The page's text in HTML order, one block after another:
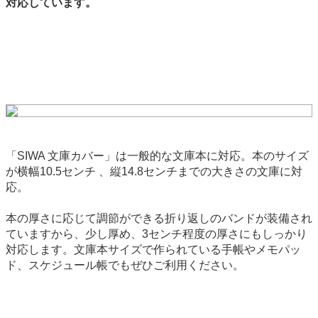
対応しています。
「SIWA 文庫カバー」は一般的な文庫本に対応。本のサイズ
が横幅10.5センチ 、縦14.8センチまでの大きさの文庫に対
応。
本の厚さに応じて調節ができる折り返しのバンドが装備され
ていますから、少し厚め、3センチ程度の厚さにもしっかり
対応します。文庫本サイズで作られている手帳やメモパッ
ド、スケジュール帳でもぜひご利用ください。